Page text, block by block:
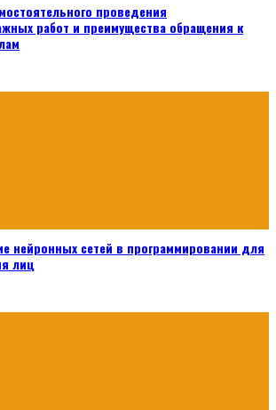
проведения
работ и преимущества обращения к
нейронных сетей в программировании для
лиц